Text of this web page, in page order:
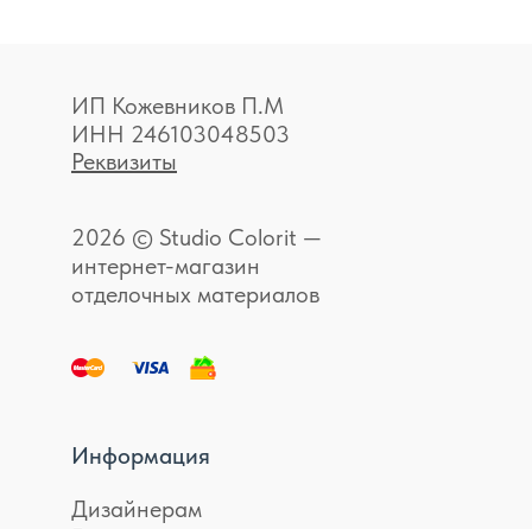
ИП Кожевников П.М
ИНН 246103048503
Реквизиты
2026 © Studio Colorit —
интернет-магазин
отделочных материалов
Информация
Дизайнерам